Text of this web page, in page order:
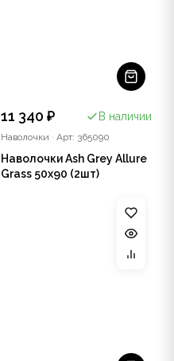
11 340 ₽ В наличии
Наволочки · Арт: 365090
Наволочки Ash Grey Allure
Grass 50х90 (2шт)